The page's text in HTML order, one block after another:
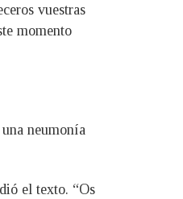
vuestras
momento
neumonía
el texto. “Os